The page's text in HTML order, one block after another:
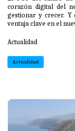
corazón digital del
gestionar y crecer. Y
ventaja clave en el
Actualidad
Actualidad